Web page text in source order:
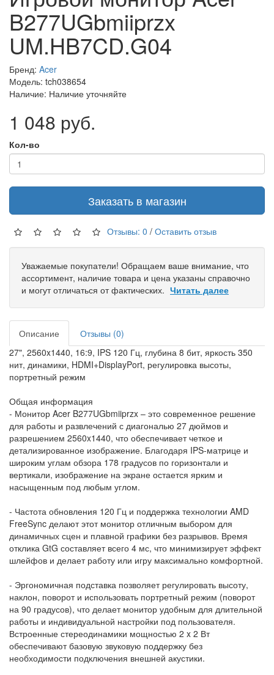
B277UGbmiiprzx
UM.HB7CD.G04
Бренд: Acer
Модель: tch038654
Наличие: Наличие уточняйте
1 048 руб.
Кол-во
Заказать в магазин
Отзывы: 0 / Оставить отзыв
Уважаемые покупатели! Обращаем ваше внимание, что
ассортимент, наличие товара и цена указаны справочно
и могут отличаться от фактических. Читать далее
Описание
Отзывы (0)
27", 2560x1440, 16:9, IPS 120 Гц, глубина 8 бит, яркость 350
нит, динамики, HDMI+DisplayPort, регулировка высоты,
портретный режим
Общая информация
- Монитор Acer B277UGbmiiprzx – это современное решение
для работы и развлечений с диагональю 27 дюймов и
разрешением 2560x1440, что обеспечивает четкое и
детализированное изображение. Благодаря IPS-матрице и
широким углам обзора 178 градусов по горизонтали и
вертикали, изображение на экране остается ярким и
насыщенным под любым углом.
- Частота обновления 120 Гц и поддержка технологии AMD
FreeSync делают этот монитор отличным выбором для
динамичных сцен и плавной графики без разрывов. Время
отклика GtG составляет всего 4 мс, что минимизирует эффект
шлейфов и делает работу или игру максимально комфортной.
- Эргономичная подставка позволяет регулировать высоту,
наклон, поворот и использовать портретный режим (поворот
на 90 градусов), что делает монитор удобным для длительной
работы и индивидуальной настройки под пользователя.
Встроенные стереодинамики мощностью 2 x 2 Вт
обеспечивают базовую звуковую поддержку без
необходимости подключения внешней акустики.